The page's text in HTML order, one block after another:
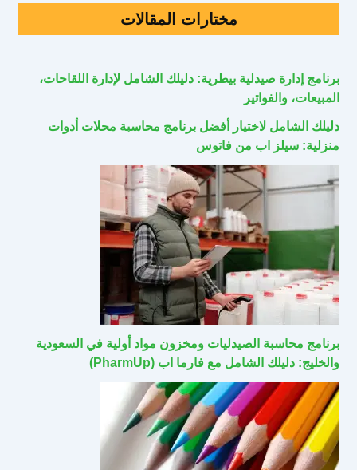
مختارات المقالات
برنامج إدارة صيدلية بيطرية: دليلك الشامل لإدارة اللقاحات،
المبيعات، والفواتير
دليلك الشامل لاختيار أفضل برنامج محاسبة محلات أدوات
منزلية: سيلز اب من فاتوس
برنامج محاسبة الصيدليات ومخزون مواد أولية في السعودية
والخليج: دليلك الشامل مع فارما اب (PharmUp)